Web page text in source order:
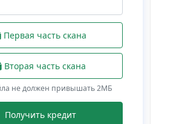
Первая часть скана
Вторая часть скана
не должен привышать 2МБ
Получить кредит